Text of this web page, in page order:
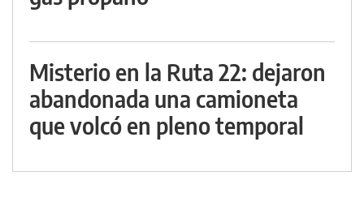
Misterio en la Ruta 22: dejaron
abandonada una camioneta
que volcó en pleno temporal